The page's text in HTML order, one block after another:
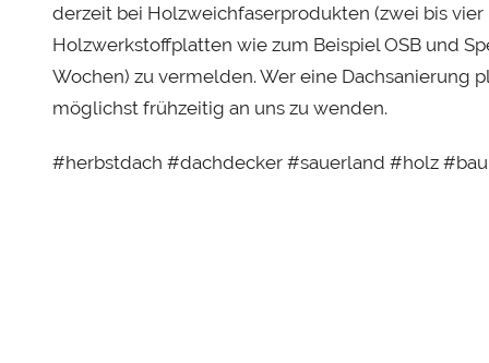
derzeit bei Holzweichfaserprodukten (zwei bis vier
Holzwerkstoffplatten wie zum Beispiel OSB und
Wochen) zu vermelden. Wer eine Dachsanierung
möglichst frühzeitig an uns zu wenden.
#herbstdach #dachdecker #sauerland #holz